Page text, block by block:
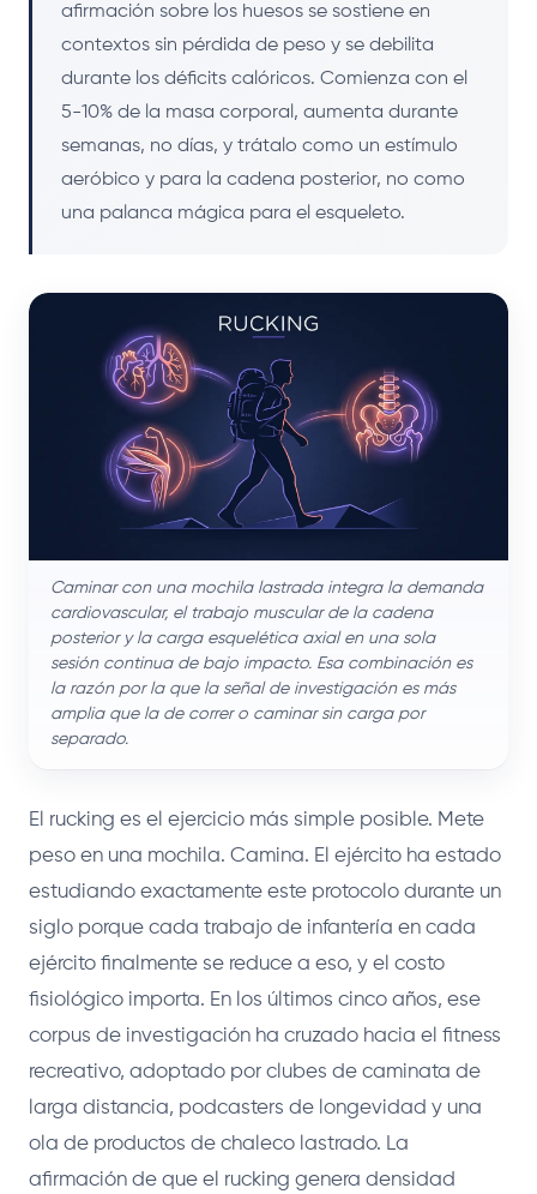
afirmación sobre los huesos se sostiene en
contextos sin pérdida de peso y se debilita
durante los déficits calóricos. Comienza con el
5-10% de la masa corporal, aumenta durante
semanas, no días, y trátalo como un estímulo
aeróbico y para la cadena posterior, no como
una palanca mágica para el esqueleto.
Caminar con una mochila lastrada integra la demanda
cardiovascular, el trabajo muscular de la cadena
posterior y la carga esquelética axial en una sola
sesión continua de bajo impacto. Esa combinación es
la razón por la que la señal de investigación es más
amplia que la de correr o caminar sin carga por
separado.
El rucking es el ejercicio más simple posible. Mete
peso en una mochila. Camina. El ejército ha estado
estudiando exactamente este protocolo durante un
siglo porque cada trabajo de infantería en cada
ejército finalmente se reduce a eso, y el costo
fisiológico importa. En los últimos cinco años, ese
corpus de investigación ha cruzado hacia el fitness
recreativo, adoptado por clubes de caminata de
larga distancia, podcasters de longevidad y una
ola de productos de chaleco lastrado. La
afirmación de que el rucking genera densidad